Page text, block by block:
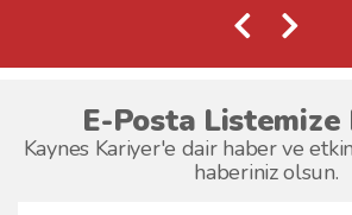
E-Posta Listemize
Kaynes Kariyer'e dair haber ve
haberiniz olsun.